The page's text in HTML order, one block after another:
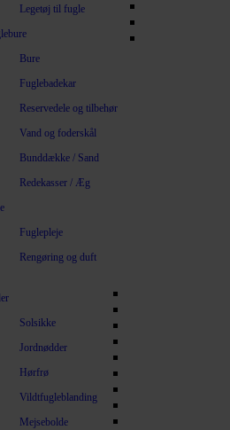
Legetøj til fugle
Bure
Fuglebadekar
Reservedele og tilbehør
Vand og foderskål
Bunddække / Sand
Redekasser / Æg
Fuglepleje
Rengøring og duft
Solsikke
Jordnødder
Hørfrø
Vildtfugleblanding
Mejsebolde